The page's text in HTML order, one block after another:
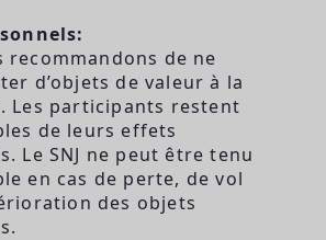
recommandons de ne
d’objets de valeur à la
Les participants restent
de leurs effets
Le SNJ ne peut être tenu
en cas de perte, de vol
des objets